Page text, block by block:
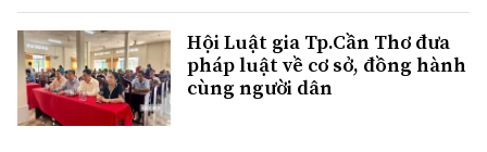
Hội Luật gia Tp.Cần Thơ đưa
pháp luật về cơ sở, đồng hành
cùng người dân